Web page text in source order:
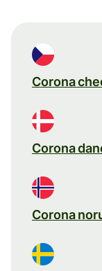
Corona
Corona
Corona